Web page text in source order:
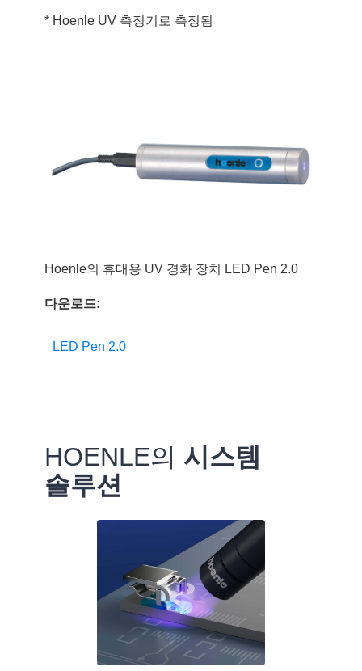
* Hoenle UV 측정기로 측정됨
Hoenle의 휴대용 UV 경화 장치 LED Pen 2.0
다운로드:
LED Pen 2.0
HOENLE의 시스템
솔루션